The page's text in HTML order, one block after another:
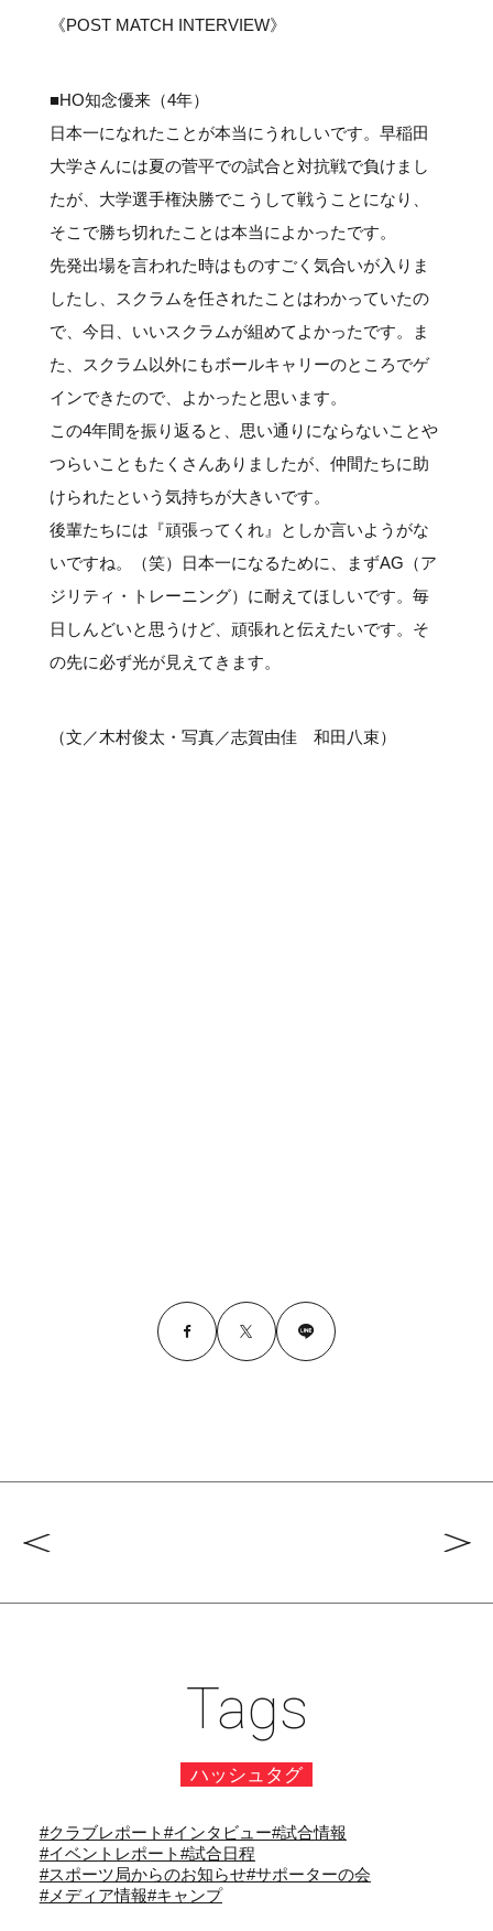
#メディア情報#キャンプ
《POST MATCH INTERVIEW》
■HO知念優来（4年）
日本一になれたことが本当にうれしいです。早稲田
大学さんには夏の菅平での試合と対抗戦で負けまし
たが、大学選手権決勝でこうして戦うことになり、
そこで勝ち切れたことは本当によかったです。
先発出場を言われた時はものすごく気合いが入りま
したし、スクラムを任されたことはわかっていたの
で、今日、いいスクラムが組めてよかったです。ま
た、スクラム以外にもボールキャリーのところでゲ
インできたので、よかったと思います。
この4年間を振り返ると、思い通りにならないことや
つらいこともたくさんありましたが、仲間たちに助
けられたという気持ちが大きいです。
後輩たちには『頑張ってくれ』としか言いようがな
いですね。（笑）日本一になるために、まずAG（ア
ジリティ・トレーニング）に耐えてほしいです。毎
日しんどいと思うけど、頑張れと伝えたいです。そ
の先に必ず光が見えてきます。
（文／木村俊太・写真／志賀由佳 和田八束）
Tags
ハッシュタグ
#クラブレポート#インタビュー#試合情報
#イベントレポート#試合日程
#スポーツ局からのお知らせ#サポーターの会
#メディア情報#キャンプ